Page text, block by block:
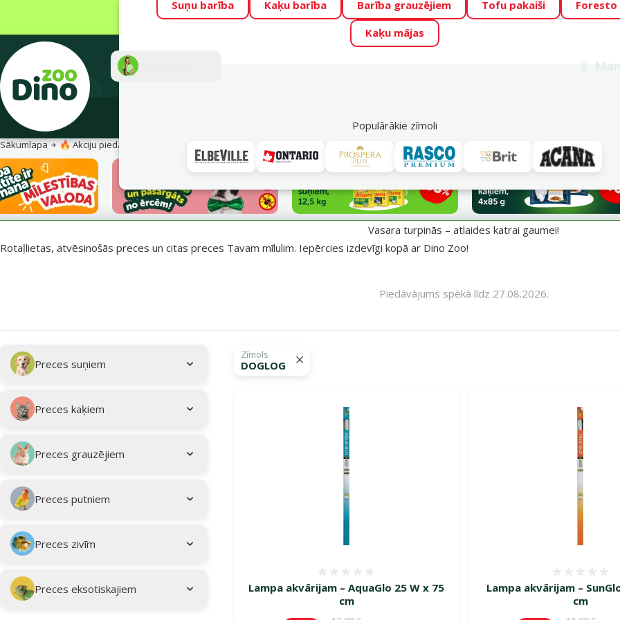
Visu mēnesi Dino Zoo piedāvā lieliskas cenas mīluļu TOP barībām! 🍖 →
Fotokonkurss “GADA ŪSAIŅI”! Varbūt tieši Tavs mīlulis būs 2027. gada
Suņu barība Kaķu barība Barība grauzējiem Tofu pakaiši
Foresto
Kaķu mājas
Populārākie zīmoli
Akciju piedāvājumi
Sākumlapa 🔥 Akciju piedāvājumi
Vasara turpinās – atlaides katrai gaumei!
Rotaļlietas, atvēsinošās preces un citas preces Tavam mīlulim. Iepērcies izdevīgi kopā ar Dino Zoo!
Piedāvājums spēkā līdz 27.08.2026.
Apakškategorija
Preces suņiem
Preces kaķiem
Preces grauzējiem
Preces putniem
Preces zivīm
Preces eksotiskajiem
Atlasītie filtri
Zīmols
DOGLOG
Lampa akvārijam – AquaGlo 25 W x 75
cm
Lampa akvārijam –
cm